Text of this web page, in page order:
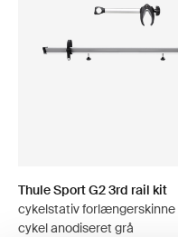
Thule Sport G2 3rd rail kit
cykelstativ forlængerskinne
cykel anodiseret grå